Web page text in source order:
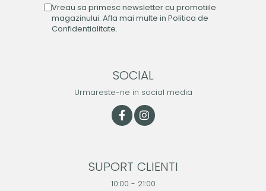
Vreau sa primesc newsletter cu promotiile
magazinului. Afla mai multe in Politica de
Confidentialitate.
SOCIAL
Urmareste-ne in social media
SUPORT CLIENTI
10:00 - 21:00